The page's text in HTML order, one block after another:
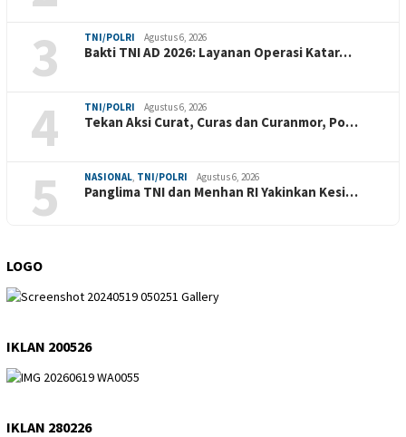
3
TNI/POLRI Agustus 6, 2026
Bakti TNI AD 2026: Layanan Operasi Katar…
4 TNI/POLRI Agustus 6, 2026
Tekan Aksi Curat, Curas dan Curanmor, Po…
5 NASIONAL TNI/POLRI Agustus 6, 2026
Panglima TNI dan Menhan RI Yakinkan Kesi…
LOGO
IKLAN 200526
IKLAN 280226